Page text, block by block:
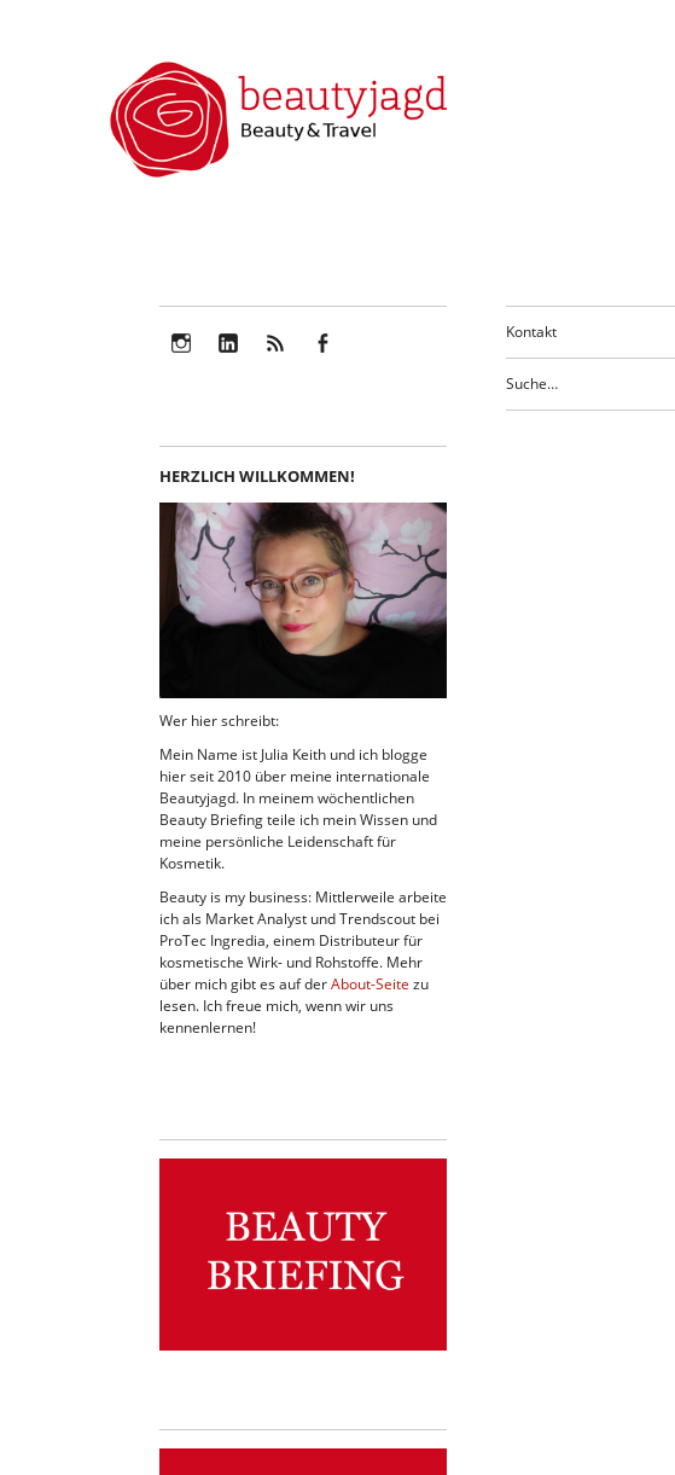
Kontakt
HERZLICH WILLKOMMEN!
Wer hier schreibt:
Mein Name ist Julia Keith und ich blogge
hier seit 2010 über meine internationale
Beautyjagd. In meinem wöchentlichen
Beauty Briefing teile ich mein Wissen und
meine persönliche Leidenschaft für
Kosmetik.
Beauty is my business: Mittlerweile arbeite
ich als Market Analyst und Trendscout bei
ProTec Ingredia, einem Distributeur für
kosmetische Wirk- und Rohstoffe. Mehr
über mich gibt es auf derAbout-Seite zu
lesen. Ich freue mich, wenn wir uns
kennenlernen!